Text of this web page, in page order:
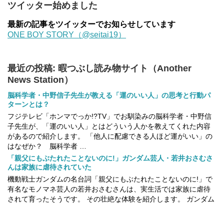
ツイッター始めました
最新の記事をツイッターでお知らせしています
ONE BOY STORY（@seitai19）
最近の投稿: 暇つぶし読み物サイト（Another
News Station）
脳科学者・中野信子先生が教える「運のいい人」の思考と行動パ
ターンとは？
フジテレビ「ホンマでっか!?TV」でお馴染みの脳科学者・中野信
子先生が、「運のいい人」とはどういう人かを教えてくれた内容
があるので紹介します。 「他人に配慮できる人ほど運がいい」の
はなぜか？ 脳科学者 …
「親父にもぶたれたことないのに!」ガンダム芸人・若井おさむさ
んは家族に虐待されていた
機動戦士ガンダムの名台詞「親父にもぶたれたことないのに!」で
有名なモノマネ芸人の若井おさむさんは、実生活では家族に虐待
されて育ったそうです。 その壮絶な体験を紹介します。 ガンダム